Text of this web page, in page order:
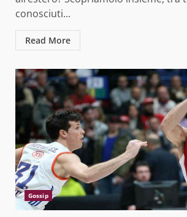
conosciuti...
Read More
Gossip